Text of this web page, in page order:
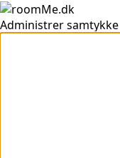
Administrer samtykke